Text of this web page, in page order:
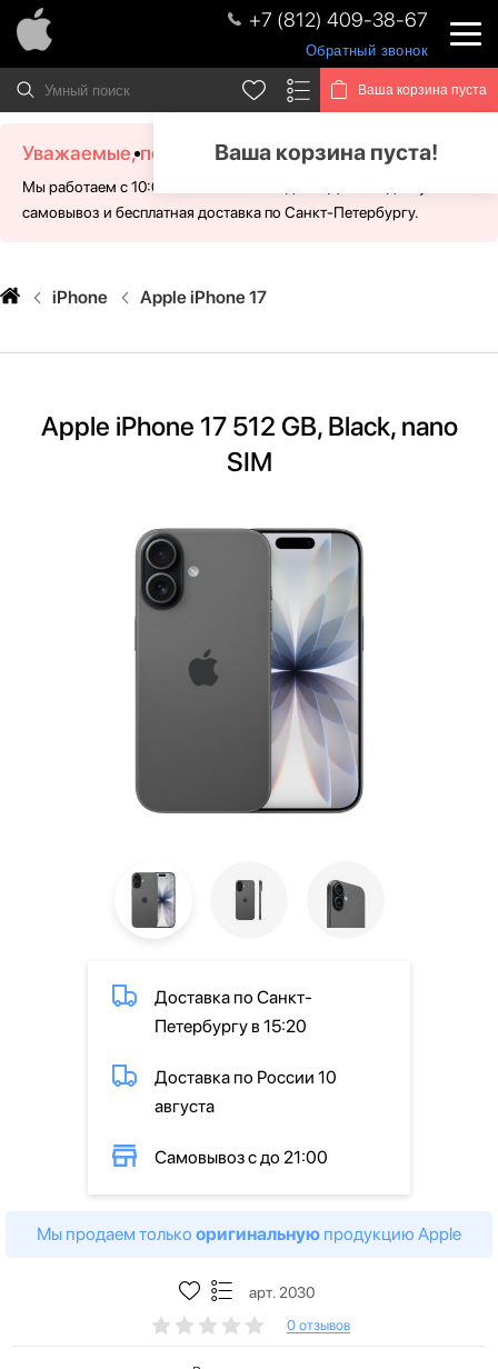
+7 (812) 409-38-67
Обратный звонок
Ваша корзина пуста
Ваша корзина пуста!
Уважаемые, посетители!
Мы работаем с 10:00 - 21:00 без выходных. Для Вас доступен
самовывоз и бесплатная доставка по Санкт-Петербургу.
iPhone Apple iPhone 17
Apple iPhone 17 512 GB, Black, nano
SIM
Доставка по Санкт-
Петербургу в 15:20
Доставка по России 10
августа
Самовывоз с до 21:00
Мы продаем только оригинальную продукцию Apple
арт. 2030
0 отзывов